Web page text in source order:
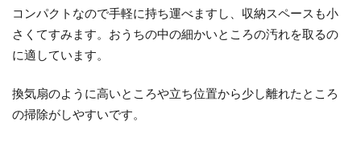
コンパクトなので手軽に持ち運べますし、収納スペースも小
さくてすみます。おうちの中の細かいところの汚れを取るの
に適しています。
換気扇のように高いところや立ち位置から少し離れたところ
の掃除がしやすいです。